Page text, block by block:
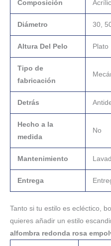
Composición
Diámetro 30,
Altura Del Pelo Plato
Tipo de
fabricación
Detrás
Hecho a la
medida
No
Mantenimiento
Entrega
Tanto si tu estilo es ecléctico,
quieres añadir un estilo
alfombra redonda rosa